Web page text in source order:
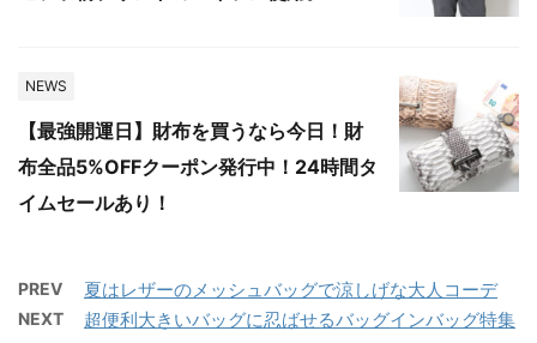
NEWS
【最強開運日】財布を買うなら今日！財
布全品5%OFFクーポン発行中！24時間タ
イムセールあり！
PREV 夏はレザーのメッシュバッグで涼しげな大人コーデ
NEXT 超便利大きいバッグに忍ばせるバッグインバッグ特集